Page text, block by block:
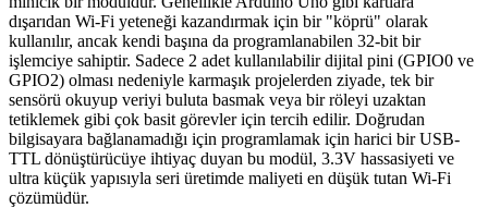
dışarıdan Wi-Fi yeteneği kazandırmak için bir "köprü" olarak
kullanılır, ancak kendi başına da programlanabilen 32-bit bir
işlemciye sahiptir. Sadece 2 adet kullanılabilir dijital pini (GPIO0 ve
GPIO2) olması nedeniyle karmaşık projelerden ziyade, tek bir
sensörü okuyup veriyi buluta basmak veya bir röleyi uzaktan
tetiklemek gibi çok basit görevler için tercih edilir. Doğrudan
bilgisayara bağlanamadığı için programlamak için harici bir USB-
TTL dönüştürücüye ihtiyaç duyan bu modül, 3.3V hassasiyeti ve
ultra küçük yapısıyla seri üretimde maliyeti en düşük tutan Wi-Fi
çözümüdür.